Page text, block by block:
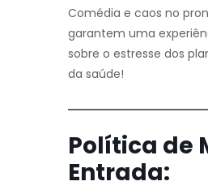
Comédia e caos no
garantem uma
sobre o estresse dos
da saúde!
Política de
Entrada: